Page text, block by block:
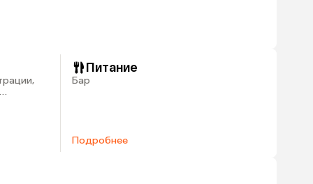
Питание
Бар
Подробнее